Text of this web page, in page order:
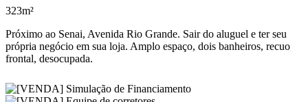
323m²
Próximo ao Senai, Avenida Rio Grande. Sair do aluguel e ter seu
própria negócio em sua loja. Amplo espaço, dois banheiros, recuo
frontal, desocupada.